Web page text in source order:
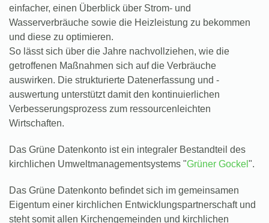
einfacher, einen Überblick über Strom- und
Wasserverbräuche sowie die Heizleistung zu bekommen
und diese zu optimieren.
So lässt sich über die Jahre nachvollziehen, wie die
getroffenen Maßnahmen sich auf die Verbräuche
auswirken. Die strukturierte Datenerfassung und -
auswertung unterstützt damit den kontinuierlichen
Verbesserungsprozess zum ressourcenleichten
Wirtschaften.
Das Grüne Datenkonto ist ein integraler Bestandteil des
kirchlichen Umweltmanagementsystems "Grüner Gockel ".
Das Grüne Datenkonto befindet sich im gemeinsamen
Eigentum einer kirchlichen Entwicklungspartnerschaft und
steht somit allen Kirchengemeinden und kirchlichen